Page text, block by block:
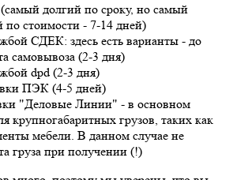
долгий по сроку, но самый
по стоимости - 7-14 дней)
СДЕК: здесь есть варианты - до
самовывоза (2-3 дня)
dpd (2-3 дня)
ПЭК (4-5 дней)
"Деловые Линии" - в основном
крупногабаритных грузов, таких как
мебели. В данном случае не
груза при получении (!)